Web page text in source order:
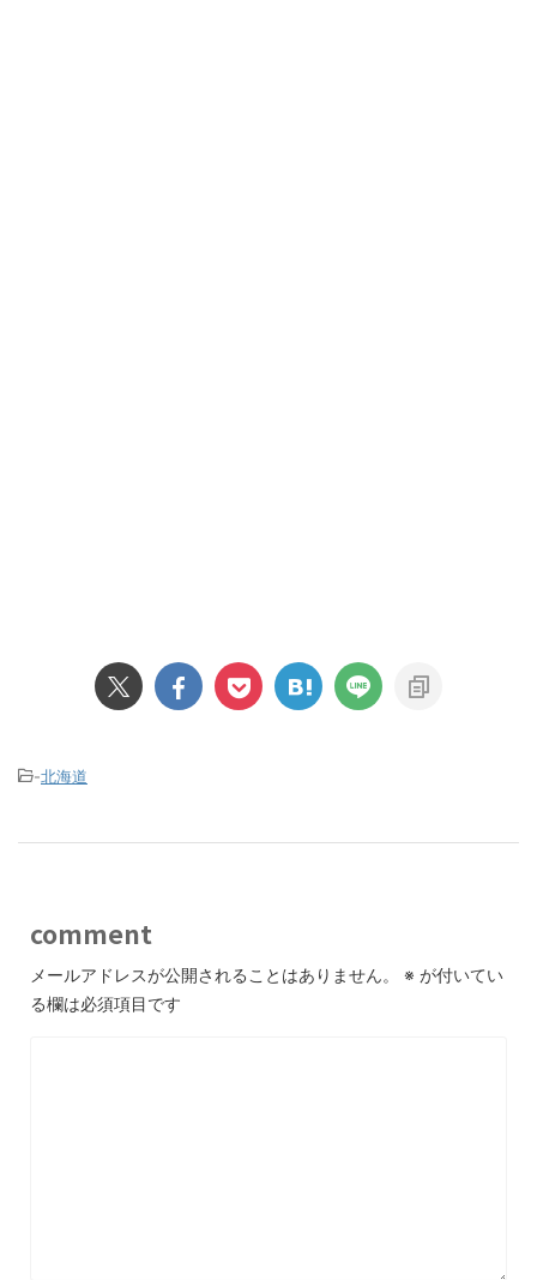
-北海道
comment
メールアドレスが公開されることはありません。 ※ が付いてい
る欄は必須項目です